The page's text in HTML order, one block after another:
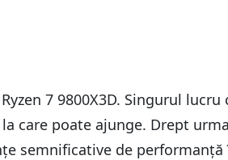
7 9800X3D. Singurul lucru
care poate ajunge. Drept
semnificative de performanță